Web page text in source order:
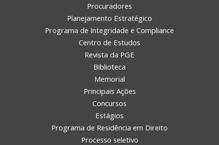
Procuradores
Planejamento Estratégico
Programa de Integridade e Compliance
Centro de Estudos
Revista da PGE
Biblioteca
Memorial
Principais Ações
Concursos
Estágios
Programa de Residência em Direito
Processo seletivo